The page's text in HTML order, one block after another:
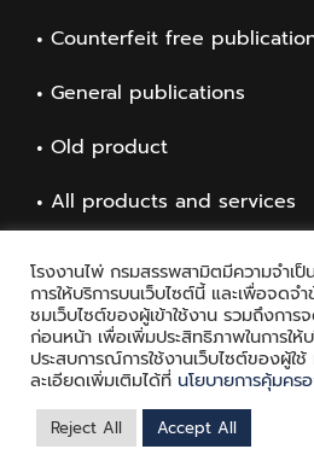
Counterfeit free
General publications
Old product
All products and services
Copyright © 2021 Playing Card
Facebook
โรงงานไพ่ กรมสรรพสามิตมีความจำเ
การให้บริการบนเว็บไซต์นี้ และเพื่อจด
ชมเว็บไซต์ของผู้เข้าใช้งาน รวมถึงการ
ก่อนหน้า เพื่อเพิ่มประสิทธิภาพในการใ
ประสบการณ์การใช้งานเว็บไซต์ของผู้ใ
ละเอียดเพิ่มเติมได้ที่ นโยบายการคุ้มค
Reject All Accept All